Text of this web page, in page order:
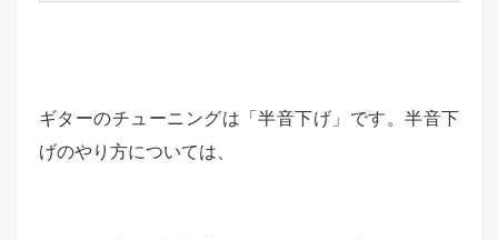
ギターのチューニングは「半音下げ」です。半音下
げのやり方については、